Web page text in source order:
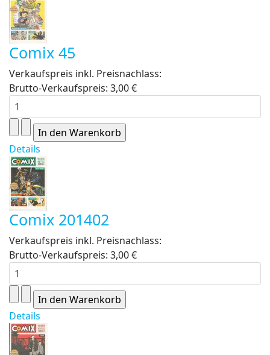
Comix 45
Verkaufspreis inkl. Preisnachlass:
Brutto-Verkaufspreis: 3,00 €
Details
Comix 201402
Verkaufspreis inkl. Preisnachlass:
Brutto-Verkaufspreis: 3,00 €
Details